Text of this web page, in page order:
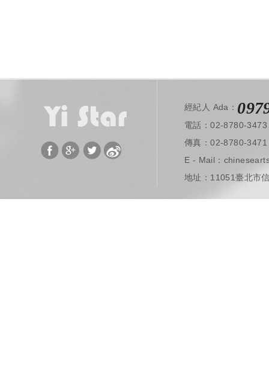
經紀人 Ada：
電話：02-8780-3473
​ 傳真：02-8780-3471
E - Mail：
地址：11051臺北市